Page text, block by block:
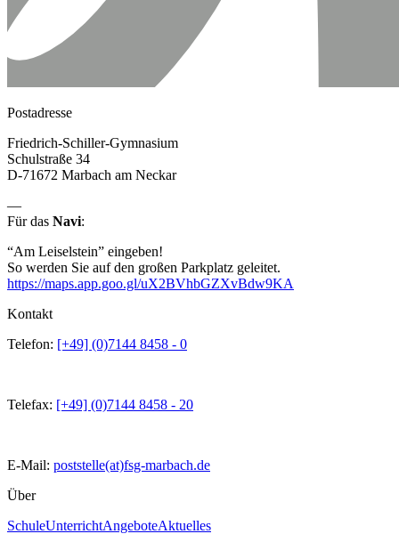
Postadresse
Friedrich-Schiller-Gymnasium
Schulstraße 34
D-71672 Marbach am Neckar
—
Für das Navi:
“Am Leiselstein” eingeben!
So werden Sie auf den großen Parkplatz geleitet.
https://maps.app.goo.gl/uX2BVhbGZXvBdw9KA
Kontakt
Telefon: [+49] (0)7144 8458 - 0
Telefax: [+49] (0)7144 8458 - 20
E-Mail: poststelle(at)fsg-marbach.de
Über
SchuleUnterrichtAngeboteAktuelles